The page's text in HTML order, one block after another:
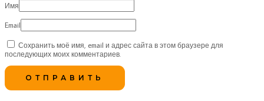
Имя
Email
Сохранить моё имя, email и адрес сайта в этом браузере для
последующих моих комментариев.